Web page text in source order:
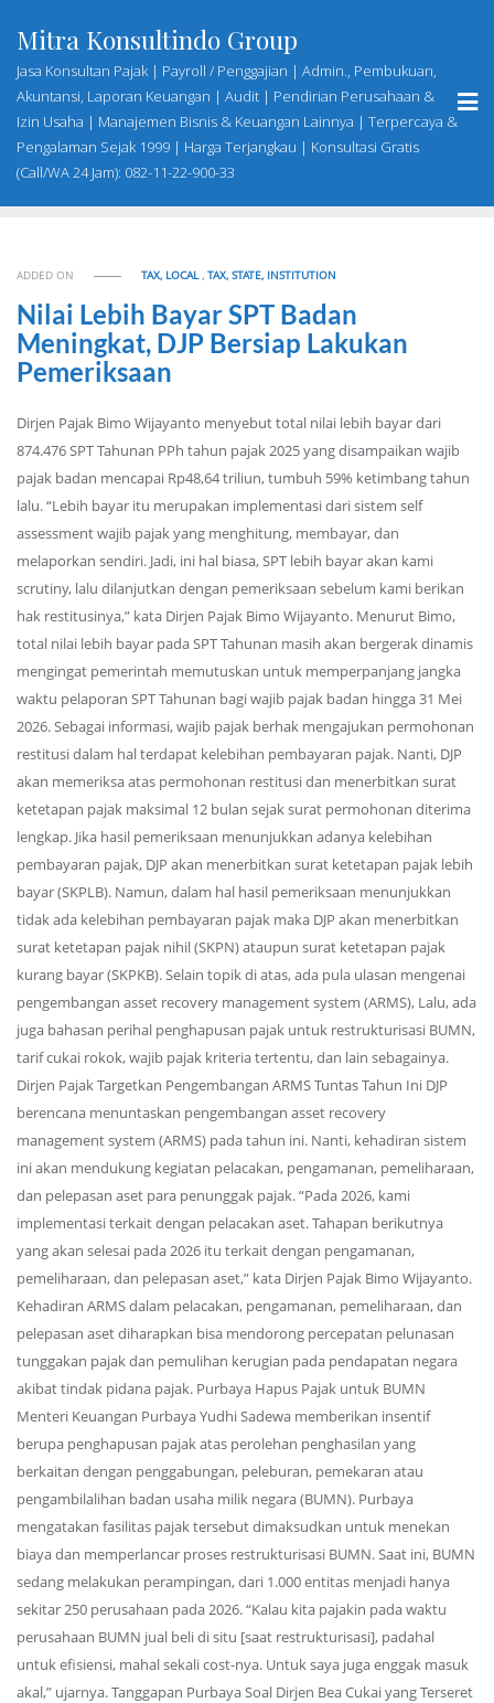
content
Mitra Konsultindo Group
Jasa Konsultan Pajak | Payroll / Penggajian | Admin., Pembukuan,
Akuntansi, Laporan Keuangan | Audit | Pendirian Perusahaan &
Izin Usaha | Manajemen Bisnis & Keuangan Lainnya | Terpercaya &
Pengalaman Sejak 1999 | Harga Terjangkau | Konsultasi Gratis
(Call/WA 24 Jam): 082-11-22-900-33
ADDED ON TAX, LOCAL,TAX, STATE, INSTITUTION
Nilai Lebih Bayar SPT Badan
Meningkat, DJP Bersiap Lakukan
Pemeriksaan
Dirjen Pajak Bimo Wijayanto menyebut total nilai lebih bayar dari
874.476 SPT Tahunan PPh tahun pajak 2025 yang disampaikan wajib
pajak badan mencapai Rp48,64 triliun, tumbuh 59% ketimbang tahun
lalu. “Lebih bayar itu merupakan implementasi dari sistem self
assessment wajib pajak yang menghitung, membayar, dan
melaporkan sendiri. Jadi, ini hal biasa, SPT lebih bayar akan kami
scrutiny, lalu dilanjutkan dengan pemeriksaan sebelum kami berikan
hak restitusinya,” kata Dirjen Pajak Bimo Wijayanto. Menurut Bimo,
total nilai lebih bayar pada SPT Tahunan masih akan bergerak dinamis
mengingat pemerintah memutuskan untuk memperpanjang jangka
waktu pelaporan SPT Tahunan bagi wajib pajak badan hingga 31 Mei
2026. Sebagai informasi, wajib pajak berhak mengajukan permohonan
restitusi dalam hal terdapat kelebihan pembayaran pajak. Nanti, DJP
akan memeriksa atas permohonan restitusi dan menerbitkan surat
ketetapan pajak maksimal 12 bulan sejak surat permohonan diterima
lengkap. Jika hasil pemeriksaan menunjukkan adanya kelebihan
pembayaran pajak, DJP akan menerbitkan surat ketetapan pajak lebih
bayar (SKPLB). Namun, dalam hal hasil pemeriksaan menunjukkan
tidak ada kelebihan pembayaran pajak maka DJP akan menerbitkan
surat ketetapan pajak nihil (SKPN) ataupun surat ketetapan pajak
kurang bayar (SKPKB). Selain topik di atas, ada pula ulasan mengenai
pengembangan asset recovery management system (ARMS), Lalu, ada
juga bahasan perihal penghapusan pajak untuk restrukturisasi BUMN,
tarif cukai rokok, wajib pajak kriteria tertentu, dan lain sebagainya.
Dirjen Pajak Targetkan Pengembangan ARMS Tuntas Tahun Ini DJP
berencana menuntaskan pengembangan asset recovery
management system (ARMS) pada tahun ini. Nanti, kehadiran sistem
ini akan mendukung kegiatan pelacakan, pengamanan, pemeliharaan,
dan pelepasan aset para penunggak pajak. “Pada 2026, kami
implementasi terkait dengan pelacakan aset. Tahapan berikutnya
yang akan selesai pada 2026 itu terkait dengan pengamanan,
pemeliharaan, dan pelepasan aset,” kata Dirjen Pajak Bimo Wijayanto.
Kehadiran ARMS dalam pelacakan, pengamanan, pemeliharaan, dan
pelepasan aset diharapkan bisa mendorong percepatan pelunasan
tunggakan pajak dan pemulihan kerugian pada pendapatan negara
akibat tindak pidana pajak. Purbaya Hapus Pajak untuk BUMN
Menteri Keuangan Purbaya Yudhi Sadewa memberikan insentif
berupa penghapusan pajak atas perolehan penghasilan yang
berkaitan dengan penggabungan, peleburan, pemekaran atau
pengambilalihan badan usaha milik negara (BUMN). Purbaya
mengatakan fasilitas pajak tersebut dimaksudkan untuk menekan
biaya dan memperlancar proses restrukturisasi BUMN. Saat ini, BUMN
sedang melakukan perampingan, dari 1.000 entitas menjadi hanya
sekitar 250 perusahaan pada 2026. “Kalau kita pajakin pada waktu
perusahaan BUMN jual beli di situ [saat restrukturisasi], padahal
untuk efisiensi, mahal sekali cost-nya. Untuk saya juga enggak masuk
akal,” ujarnya. Tanggapan Purbaya Soal Dirjen Bea Cukai yang Terseret